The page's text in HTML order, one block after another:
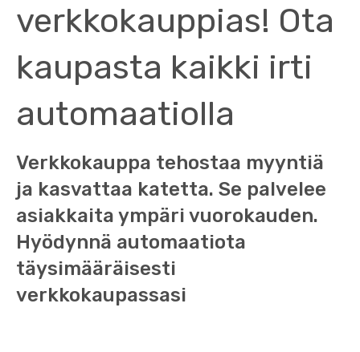
verkkokauppias! Ota
kaupasta kaikki irti
automaatiolla
Verkkokauppa tehostaa myyntiä
ja kasvattaa katetta. Se palvelee
asiakkaita ympäri vuorokauden.
Hyödynnä automaatiota
täysimääräisesti
verkkokaupassasi